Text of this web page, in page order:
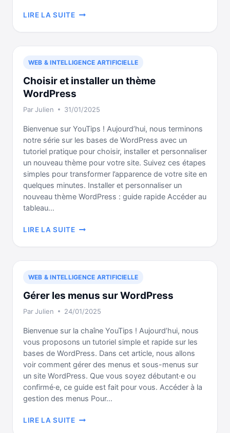
LIRE LA SUITEACHETER
VUES
YOUTUBE
SOLUTION
MIRACLE
STRATÉGIE
RISQUÉE
WEB & INTELLIGENCE ARTIFICIELLE
Choisir et installer un thème
WordPress
ParJulien 31/01/2025
Bienvenue sur YouTips ! Aujourd’hui, nous terminons
notre série sur les bases de WordPress avec un
tutoriel pratique pour choisir, installer et personnaliser
un nouveau thème pour votre site. Suivez ces étapes
simples pour transformer l’apparence de votre site en
quelques minutes. Installer et personnaliser un
nouveau thème WordPress : guide rapide Accéder au
tableau…
LIRE LA SUITECHOISIR
INSTALLER
UN
WORDPRESS
WEB & INTELLIGENCE ARTIFICIELLE
Gérer les menus sur WordPress
ParJulien 24/01/2025
Bienvenue sur la chaîne YouTips ! Aujourd’hui, nous
vous proposons un tutoriel simple et rapide sur les
bases de WordPress. Dans cet article, nous allons
voir comment gérer des menus et sous-menus sur
un site WordPress. Que vous soyez débutant·e ou
confirmé·e, ce guide est fait pour vous. Accéder à la
gestion des menus Pour…
LIRE LA SUITEGÉRER